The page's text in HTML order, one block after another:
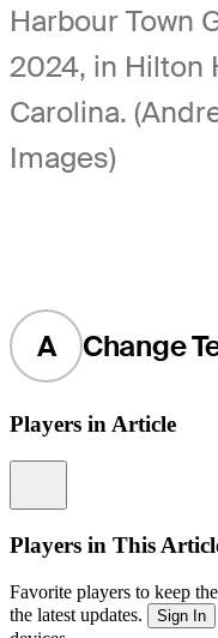
Harbour Town
2024, in Hilton
Carolina.
Images)
A Change
Players in Article
Players in This
Favorite players to keep
the latest updates.
Sign In